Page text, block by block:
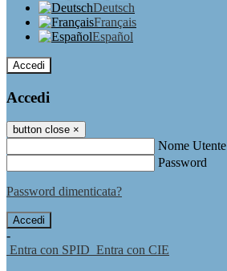
Deutsch
Français
Español
Accedi
Accedi
button close ×
Nome Utente
Password
Password dimenticata?
-
Entra con SPID Entra con CIE